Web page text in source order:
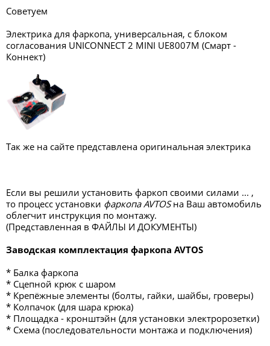
Советуем
Электрика для фаркопа, универсальная, с блоком
согласования UNICONNECT 2 MINI UE8007M (Смарт -
Коннект)
Так же на сайте представлена оригинальная электрика
Если вы решили установить фаркоп своими силами ... ,
то процесс установки фаркопа AVTOSна Ваш автомобиль
облегчит инструкция по монтажу.
(Представленная в ФАЙЛЫ И ДОКУМЕНТЫ)
Заводская комплектация фаркопа AVTOS
* Балка фаркопа
* Сцепной крюк с шаром
* Крепёжные элементы (болты, гайки, шайбы, гроверы)
* Колпачок (для шара крюка)
* Площадка - кронштэйн (для установки электророзетки)
* Схема (последовательности монтажа и подключения)